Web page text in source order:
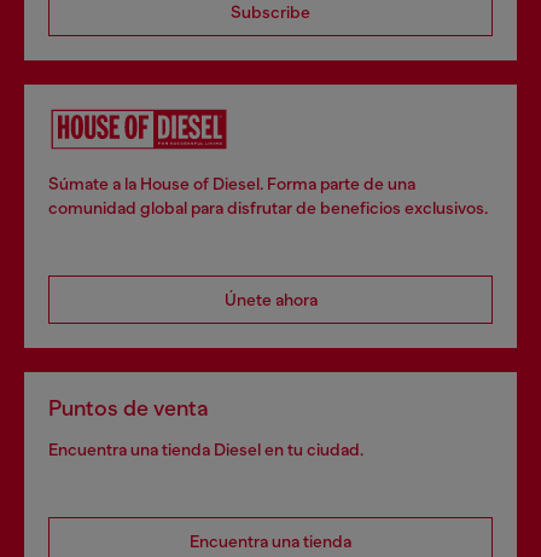
Subscribe
Súmate a la House of Diesel. Forma parte de una
comunidad global para disfrutar de beneficios exclusivos.
Únete ahora
Puntos de venta
Encuentra una tienda Diesel en tu ciudad.
Encuentra una tienda